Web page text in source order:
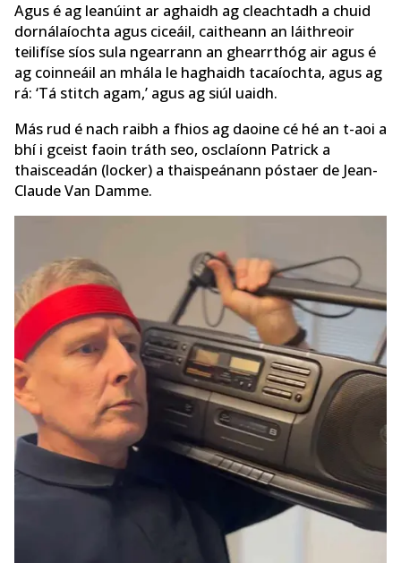
Agus é ag leanúint ar aghaidh ag cleachtadh a chuid
dornálaíochta agus ciceáil, caitheann an láithreoir
teilifíse síos sula ngearrann an ghearrthóg air agus é
ag coinneáil an mhála le haghaidh tacaíochta, agus ag
rá: ‘Tá stitch agam,’ agus ag siúl uaidh.
Más rud é nach raibh a fhios ag daoine cé hé an t-aoi a
bhí i gceist faoin tráth seo, osclaíonn Patrick a
thaisceadán (locker) a thaispeánann póstaer de Jean-
Claude Van Damme.